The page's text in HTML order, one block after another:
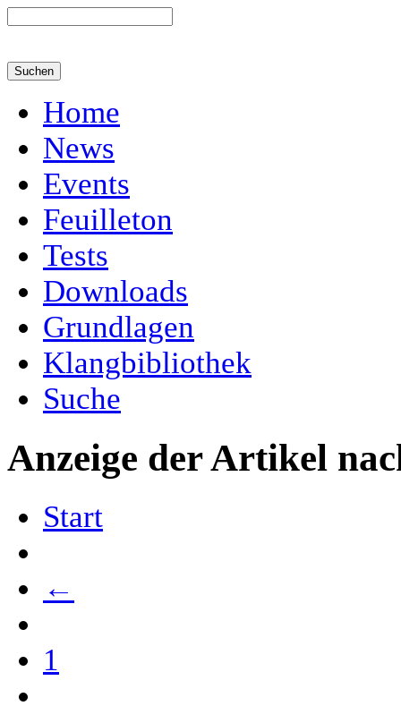
Home
News
Events
Feuilleton
Tests
Downloads
Grundlagen
Klangbibliothek
Suche
Anzeige der Artikel
Start
←
1